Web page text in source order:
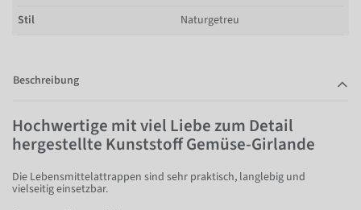
Stil
Naturgetreu
Beschreibung
Hochwertige mit viel Liebe zum Detail
hergestellte Kunststoff Gemüse-Girlande
Die Lebensmittelattrappen sind sehr praktisch, langlebig und
vielseitig einsetzbar.